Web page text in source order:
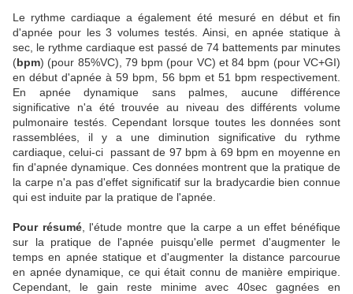
Le rythme cardiaque a également été mesuré en début et fin
d'apnée pour les 3 volumes testés. Ainsi, en apnée statique à
sec, le rythme cardiaque est passé de 74 battements par minutes
(bpm) (pour 85%VC), 79 bpm (pour VC) et 84 bpm (pour VC+GI)
en début d'apnée à 59 bpm, 56 bpm et 51 bpm respectivement.
En apnée dynamique sans palmes, aucune différence
significative n'a été trouvée au niveau des différents volume
pulmonaire testés. Cependant lorsque toutes les données sont
rassemblées, il y a une diminution significative du rythme
cardiaque, celui-ci passant de 97 bpm à 69 bpm en moyenne en
fin d'apnée dynamique. Ces données montrent que la pratique de
la carpe n'a pas d'effet significatif sur la bradycardie bien connue
qui est induite par la pratique de l'apnée.
Pour résumé, l'étude montre que la carpe a un effet bénéfique
sur la pratique de l'apnée puisqu'elle permet d'augmenter le
temps en apnée statique et d'augmenter la distance parcourue
en apnée dynamique, ce qui était connu de manière empirique.
Cependant, le gain reste minime avec 40sec gagnées en